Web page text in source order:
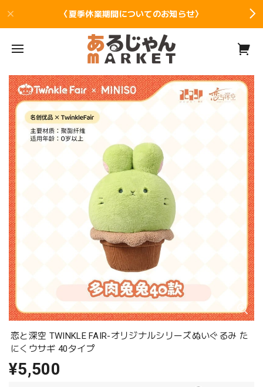
〈夏季休業期間についてのお知らせ〉
恋と深空 TWINKLE FAIR-オリジナルシリーズぬいぐるみ た
にくウサギ 40タイプ
¥5,500